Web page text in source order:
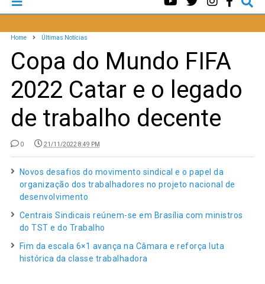
Home Últimas Notícias
Copa do Mundo FIFA
2022 Catar e o legado
de trabalho decente
0 21/11/2022 8:49 PM
Novos desafios do movimento sindical e o papel da
organização dos trabalhadores no projeto nacional de
desenvolvimento
Centrais Sindicais reúnem-se em Brasília com ministros
do TST e do Trabalho
Fim da escala 6×1 avança na Câmara e reforça luta
histórica da classe trabalhadora